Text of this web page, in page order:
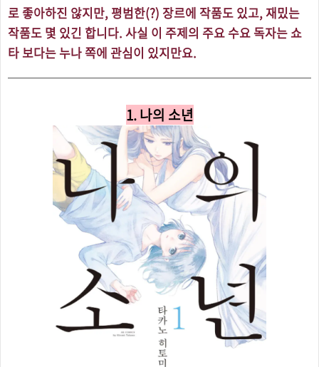
로 좋아하진 않지만, 평범한(?) 장르에 작품도 있고, 재밌는
작품도 몇 있긴 합니다. 사실 이 주제의 주요 수요 독자는 쇼
타 보다는 누나 쪽에 관심이 있지만요.
1. 나의 소년